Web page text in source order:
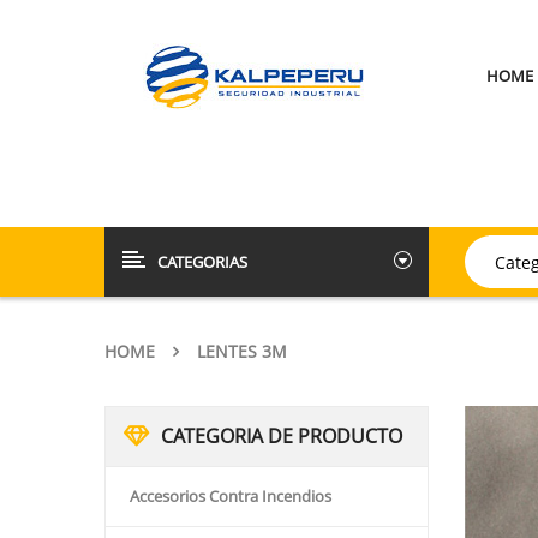
HOME
CATEGORIAS
HOME LENTES 3M
CATEGORIA DE PRODUCTO
Accesorios Contra Incendios